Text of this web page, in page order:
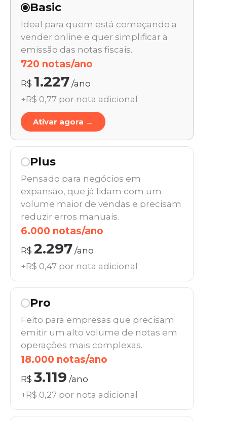
Basic
Ideal para quem está começando a
vender online e quer simplificar a
emissão das notas fiscais.
720 notas/ano
R$ 1.227 /ano
+R$ 0,77 por nota adicional
Ativar agora →
Plus
Pensado para negócios em
expansão, que já lidam com um
volume maior de vendas e precisam
reduzir erros manuais.
6.000 notas/ano
R$ 2.297 /ano
+R$ 0,47 por nota adicional
Pro
Feito para empresas que precisam
emitir um alto volume de notas em
operações mais complexas.
18.000 notas/ano
R$ 3.119 /ano
+R$ 0,27 por nota adicional